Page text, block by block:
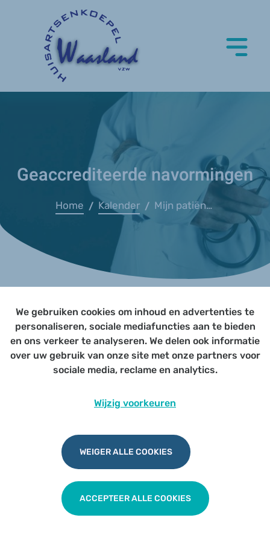
Geaccrediteerde navormingen
Home / Kalender / Mijn patiënt wil terug aan het werk - Domus
Page not yet published
We gebruiken cookies om inhoud en advertenties te
personaliseren, sociale mediafuncties aan te bieden
en ons verkeer te analyseren. We delen ook informatie
over uw gebruik van onze site met onze partners voor
sociale media, reclame en analytics.
Wijzig voorkeuren
WEIGER ALLE COOKIES
ACCEPTEER ALLE COOKIES
Privacy|Cookies|Disclaimer
Udesite